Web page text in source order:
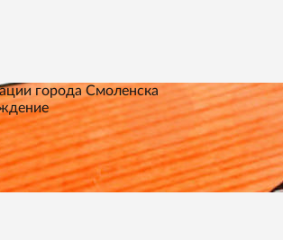
города Смоленска